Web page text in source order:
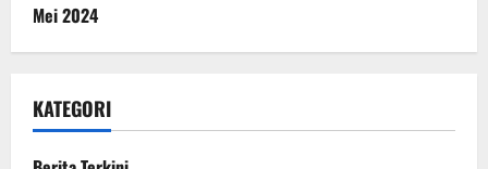
Mei 2024
KATEGORI